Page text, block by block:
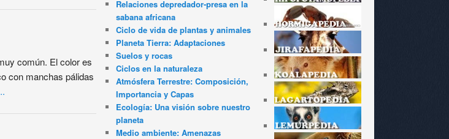
común. El color es
con manchas pálidas
Relaciones depredador-presa en la
sabana africana
Ciclo de vida de plantas y animales
Planeta Tierra: Adaptaciones
Suelos y rocas
Ciclos en la naturaleza
Atmósfera Terrestre: Composición,
Importancia y Capas
Ecología: Una visión sobre nuestro
planeta
Medio ambiente: Amenazas